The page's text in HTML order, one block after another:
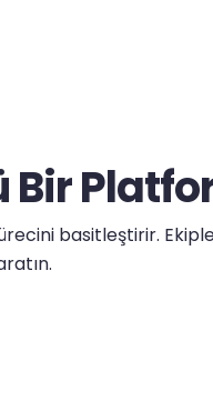
Bir
basitleştirir.